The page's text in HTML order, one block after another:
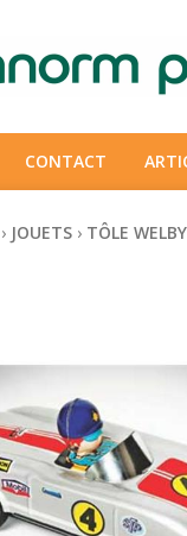
CONTACT
› JOUETS › TÔLE